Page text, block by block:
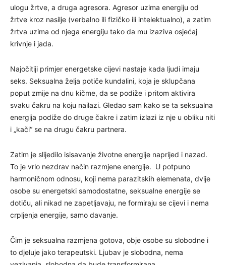
ulogu žrtve, a druga agresora. Agresor uzima energiju od
žrtve kroz nasilje (verbalno ili fizičko ili intelektualno), a zatim
žrtva uzima od njega energiju tako da mu izaziva osjećaj
krivnje i jada.
Najočitiji primjer energetske cijevi nastaje kada ljudi imaju
seks. Seksualna želja potiče kundalini, koja je sklupčana
poput zmije na dnu kičme, da se podiže i pritom aktivira
svaku čakru na koju nailazi. Gledao sam kako se ta seksualna
energija podiže do druge čakre i zatim izlazi iz nje u obliku niti
i „kači“ se na drugu čakru partnera.
Zatim je slijedilo isisavanje životne energije naprijed i nazad.
To je vrlo nezdrav način razmjene energije. U potpuno
harmoničnom odnosu, koji nema parazitskih elemenata, dvije
osobe su energetski samodostatne, seksualne energije se
dotiču, ali nikad ne zapetljavaju, ne formiraju se cijevi i nema
crpljenja energije, samo davanje.
Čim je seksualna razmjena gotova, obje osobe su slobodne i
to djeluje jako terapeutski. Ljubav je slobodna, nema